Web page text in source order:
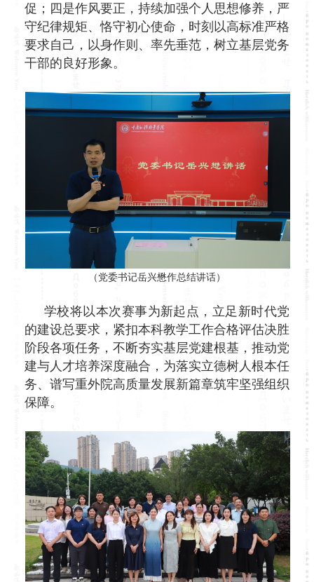
促；四是作风要正，持续加强个人思想修养，严
守纪律规矩、恪守初心使命，时刻以高标准严格
要求自己，以身作则、率先垂范，树立基层党务
干部的良好形象。
（党委书记岳兴懋作总结讲话）
学校将以本次赛事为新起点，立足新时代党
的建设总要求，紧扣本科教学工作合格评估决胜
阶段各项任务，不断夯实基层党建根基，推动党
建与人才培养深度融合，为落实立德树人根本任
务、谱写重外院高质量发展新篇章筑牢坚强组织
保障。